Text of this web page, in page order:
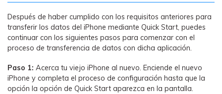
Después de haber cumplido con los requisitos anteriores para
transferir los datos del iPhone mediante Quick Start, puedes
continuar con los siguientes pasos para comenzar con el
proceso de transferencia de datos con dicha aplicación.
Paso 1: Acerca tu viejo iPhone al nuevo. Enciende el nuevo
iPhone y completa el proceso de configuración hasta que la
opción la opción de Quick Start aparezca en la pantalla.